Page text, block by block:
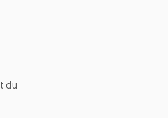
du